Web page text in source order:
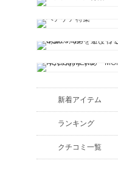
新着アイテム
ランキング
クチコミ一覧